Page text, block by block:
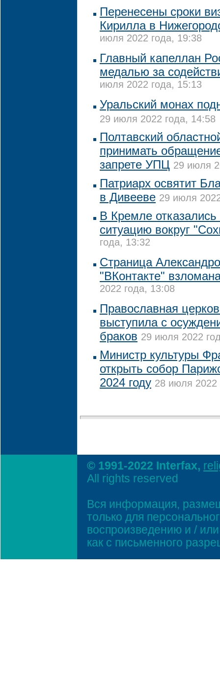
Перенесены сроки
Кирилла в
июля 2022 года, 19:38
Главный капеллан
медалью за
июля 2022 года, 15:13
Уральский монах
29 июля 2022 года, 14:58
Полтавский
принимать
запрете УПЦ 29 июля
Патриарх освятит
в Дивееве 29 июля
В Кремле
ситуацию вокруг
года, 13:32
Страница
"ВКонтакте"
2022 года, 13:08
Православная
выступила с
браков 29 июля 2022
Министр культуры
открыть собор
2024 году 28 июля 2022
© 1991-2022 Interfax,
All rights reserved
Вся информация,
только для
воспроизведению и /
как с письменного